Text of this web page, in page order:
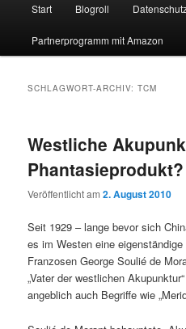
Start Blogroll
Partnerprogramm mit Amazon
SCHLAGWORT-ARCHIV:TCM
Westliche
Phantasieprodukt?
Veröffentlicht am2. August 2010
Seit 1929 – lange bevor sich
es im Westen eine
Franzosen George Soulié de
„Vater der westlichen
angeblich auch Begriffe wie